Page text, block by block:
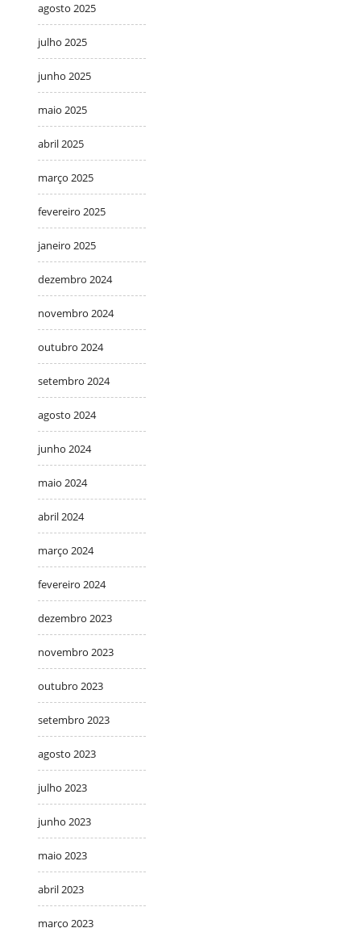
agosto 2025
julho 2025
junho 2025
maio 2025
abril 2025
março 2025
fevereiro 2025
janeiro 2025
dezembro 2024
novembro 2024
outubro 2024
setembro 2024
agosto 2024
junho 2024
maio 2024
abril 2024
março 2024
fevereiro 2024
dezembro 2023
novembro 2023
outubro 2023
setembro 2023
agosto 2023
julho 2023
junho 2023
maio 2023
abril 2023
março 2023